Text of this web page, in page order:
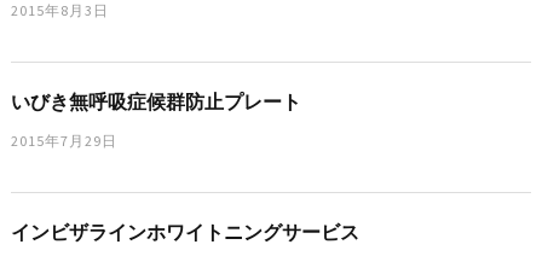
2015年8月3日
いびき無呼吸症候群防止プレート
2015年7月29日
インビザラインホワイトニングサービス